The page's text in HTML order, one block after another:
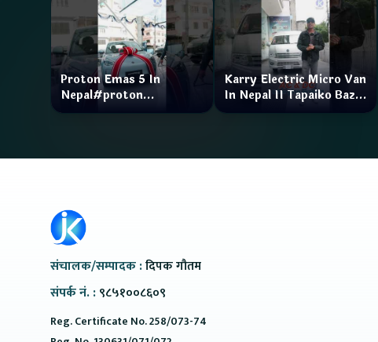
Proton Emas 5 In
Nepal#proton
#protonemas5#protonnepal#evcarnepal
Karry Electric Micro Van
In Nepal II Tapaiko Bazar
II Jankari Kendra
संचालक/सम्पादक :दिपक गौतम
संपर्क नं. :९८५१००८६०९
Reg. Certificate No. 258/073-74